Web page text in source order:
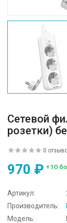
Сетевой
розетки)
0
970 ₽ +10
Артикул:
Производитель:
Модель: